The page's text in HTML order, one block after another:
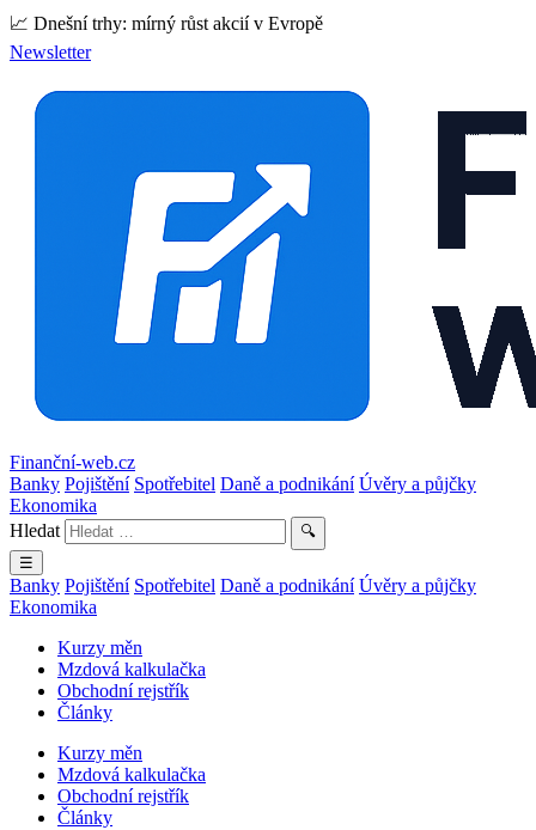
📈 Dnešní trhy: mírný růst akcií v Evropě
Newsletter
Finanční-web.cz
Banky Pojištění Spotřebitel Daně a podnikání Úvěry a půjčky
Ekonomika
Hledat
🔍
☰
Banky Pojištění Spotřebitel Daně a podnikání Úvěry a půjčky
Ekonomika
Kurzy měn
Mzdová kalkulačka
Obchodní rejstřík
Články
Kurzy měn
Mzdová kalkulačka
Obchodní rejstřík
Články